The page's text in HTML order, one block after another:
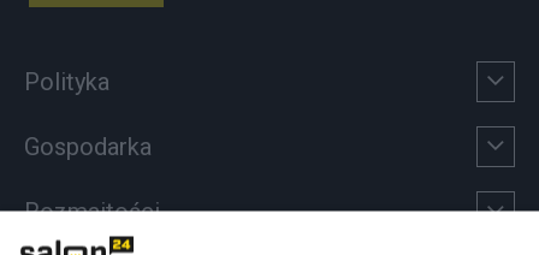
Polityka
Gospodarka
Rozmaitości